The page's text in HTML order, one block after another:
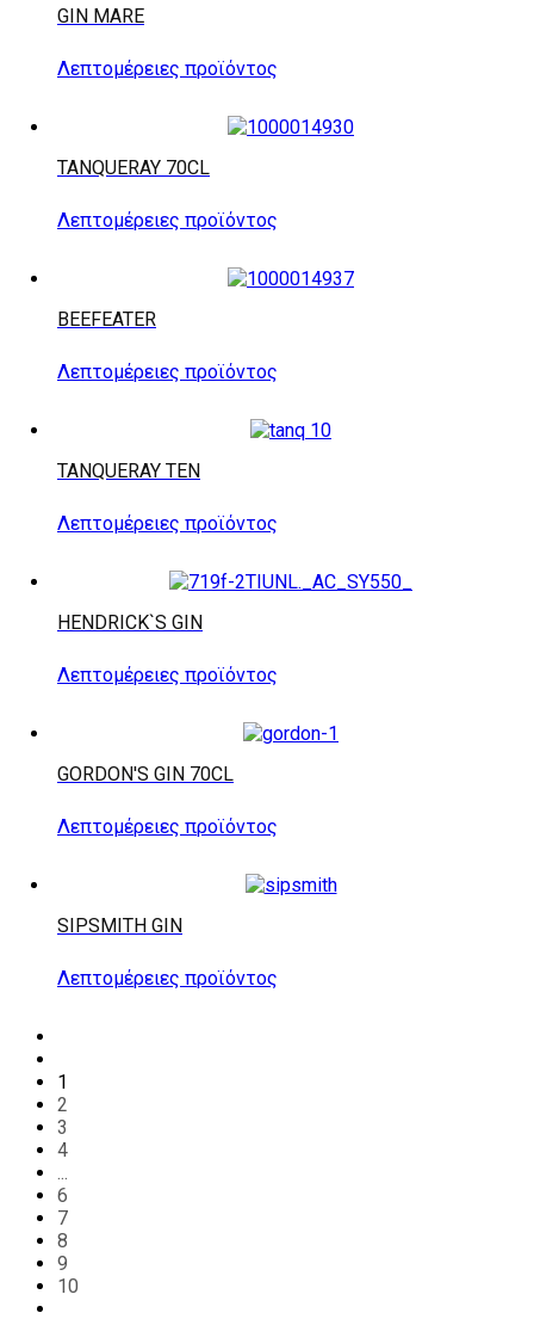
GIN MARE
Λεπτομέρειες προϊόντος
TANQUERAY 70CL
Λεπτομέρειες προϊόντος
BEEFEATER
Λεπτομέρειες προϊόντος
TANQUERAY TEN
Λεπτομέρειες προϊόντος
HENDRICK`S GIN
Λεπτομέρειες προϊόντος
GORDON'S GIN 70CL
Λεπτομέρειες προϊόντος
SIPSMITH GIN
Λεπτομέρειες προϊόντος
1
2
3
4
...
6
7
8
9
10